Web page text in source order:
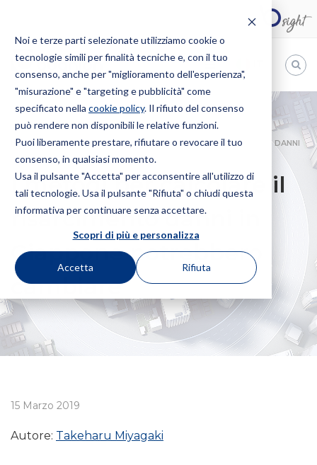
Noi e terze parti selezionate utilizziamo cookie o
tecnologie simili per finalità tecniche e, con il tuo
consenso, anche per "miglioramento dell'esperienza",
"misurazione" e "targeting e pubblicità" come
specificato nella cookie policy. Il rifiuto del consenso
può rendere non disponibili le relative funzioni.
Puoi liberamente prestare, rifiutare o revocare il tuo
consenso, in qualsiasi momento.
Usa il pulsante "Accetta" per acconsentire all'utilizzo di
tali tecnologie. Usa il pulsante "Rifiuta" o chiudi questa
informativa per continuare senza accettare.
Scopri di più e personalizza
Accetta Rifiuta
Bugnion
The
way
HOME NEWS
I METODI PER CALCOLARE IL RISARCIMENTO DANNI
IN GIAPPONE POTREBBERO CAMBIARE
I metodi per calcolare il
risarcimento danni in
Giappone potrebbero
cambiare
15 Marzo 2019
Autore: Takeharu Miyagaki